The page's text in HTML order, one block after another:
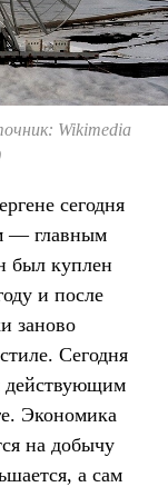
Wikimedia
сегодня
— главным
был куплен
и после
заново
Сегодня
действующим
Экономика
на добычу
а сам